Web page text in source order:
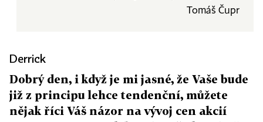
Tomáš Čupr
Derrick
Dobrý den, i když je mi jasné, že Vaše bude
již z principu lehce tendenční, můžete
nějak říci Váš názor na vývoj cen akcií